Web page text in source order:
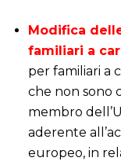
Modifica
familiari a
per familiari a
che non sono
membro
aderente
europeo, in